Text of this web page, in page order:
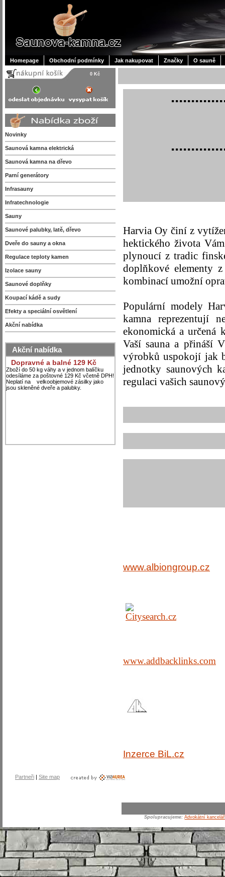
Homepage Obchodní podmínky Jak nakupovat Značky O sauně
0 Kč
Novinky
Saunová kamna elektrická
Saunová kamna na dřevo
Parní generátory
Infrasauny
Infratechnologie
Sauny
Saunové palubky, latě, dřevo
Dveře do sauny a okna
Regulace teploty kamen
Izolace sauny
Saunové doplňky
Koupací kádě a sudy
Efekty a speciální osvětlení
Akční nabídka
Akční nabídka
Dopravné a balné 129 Kč
Zboží do 50 kg váhy a v jednom balíčku
odesíláme za poštovné 129 Kč včetně DPH!
Neplatí na velkoobjemové zásilky jako
jsou skleněné dveře a palubky.
Harvia Oy činí z
hektického života
plynoucí z tradic
doplňkové elementy
kombinací umožní
Populární modely
kamna reprezentují
ekonomická a určená
Vaší sauna a přináší
výrobků uspokojí jak
jednotky saunových
regulaci vašich
www.albiongroup.cz
www.addbacklinks.com
Inzerce BiL.cz
Partneři | Site map
Spolupracujeme:Advokátní kancelář